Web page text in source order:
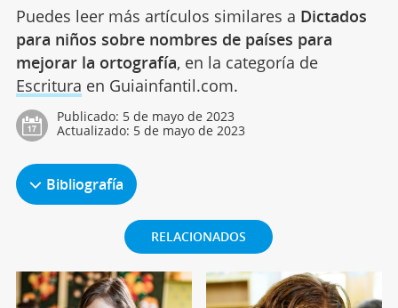
Puedes leer más artículos similares a Dictados
para niños sobre nombres de países para
mejorar la ortografía, en la categoría de
Escritura en Guiainfantil.com.
Publicado: 5 de mayo de 2023
Actualizado: 5 de mayo de 2023
Bibliografía
RELACIONADOS